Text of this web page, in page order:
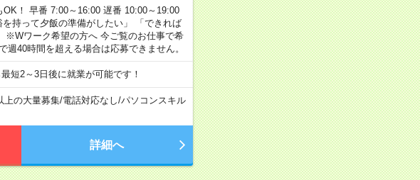
！ 早番 7:00～16:00 遅番 10:00～19:00
持って夕飯の準備がしたい」 「できれば
※Wワーク希望の方へ 今ご覧のお仕事で希
40時間を超える場合は応募できません。
短2～3日後に就業が可能です！
上の大量募集/電話対応なし/パソコンスキル
詳細へ